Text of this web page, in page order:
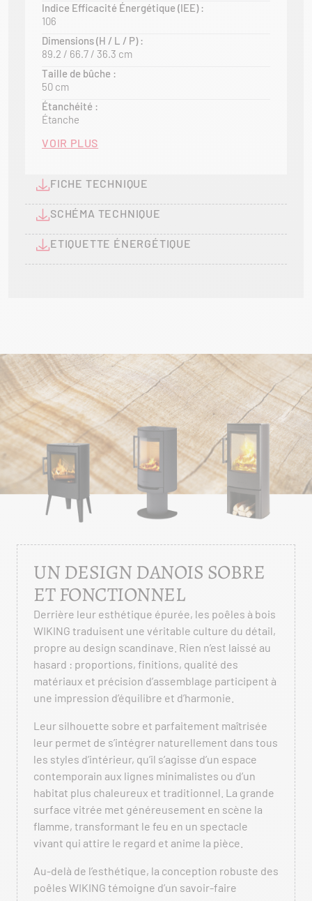
Indice Efficacité Énergétique (IEE) :
106
Dimensions (H / L / P) :
89.2 / 66.7 / 36.3 cm
Taille de bûche :
50 cm
Étanchéité :
Étanche
VOIR PLUS
FICHE TECHNIQUE
SCHÉMA TECHNIQUE
ETIQUETTE ÉNERGÉTIQUE
UN DESIGN DANOIS SOBRE
ET FONCTIONNEL
Derrière leur esthétique épurée, les poêles à bois
WIKING traduisent une véritable culture du détail,
propre au design scandinave. Rien n’est laissé au
hasard : proportions, finitions, qualité des
matériaux et précision d’assemblage participent à
une impression d’équilibre et d’harmonie.
Leur silhouette sobre et parfaitement maîtrisée
leur permet de s’intégrer naturellement dans tous
les styles d’intérieur, qu’il s’agisse d’un espace
contemporain aux lignes minimalistes ou d’un
habitat plus chaleureux et traditionnel. La grande
surface vitrée met généreusement en scène la
flamme, transformant le feu en un spectacle
vivant qui attire le regard et anime la pièce.
Au-delà de l’esthétique, la conception robuste des
poêles WIKING témoigne d’un savoir-faire